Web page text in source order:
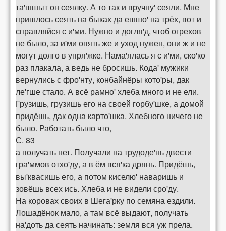
та'шшыт он сеялку. А то так и вручну' сеяли. Мне
пришлось сеять на быках да ешшо' на трёх, вот и
справляйся с и'ми. Нужно и догля'д, чтоб огрехов
не было, за и'ми опять же и уход нужен, они ж и не
могут долго в упря'жке. Нама'ялась я с и'ми, ско'ко
раз плакала, а ведь не бросишь. Кода' мужики
вернулись с фро'нту, конбайнёры кото'ры, дак
ле'гше стало. А всё рамно' хлеба много и не ели.
Грузишь, грузишь его на своей горбу'шке, а домой
придёшь, дак одна карто'шка. Хлебного ничего не
было. Работать было что,
С. 83
а получать нет. Получали на трудоде'нь двести
гра'ммов отхо'ду, а в ём вся'ка дрянь. Придёшь,
вы'квасишь его, а потом киселю' наваришь и
зовёшь всех ись. Хлеба и не видели сро'ду.
На коровах своих в Шега'рку по семяна ездили.
Лошадёнок мало, а там всё выдают, получать
на'доть да сеять начинать: земля вся уж прела.